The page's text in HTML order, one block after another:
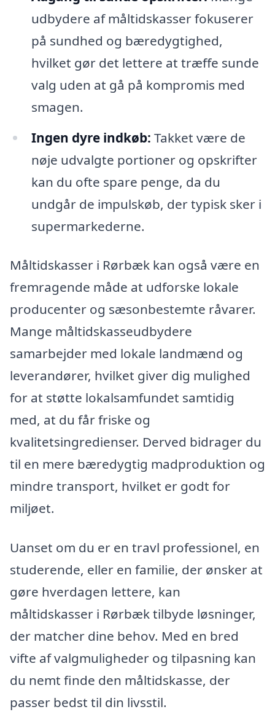
udbydere af måltidskasser fokuserer
på sundhed og bæredygtighed,
hvilket gør det lettere at træffe sunde
valg uden at gå på kompromis med
smagen.
Ingen dyre indkøb: Takket være de
nøje udvalgte portioner og opskrifter
kan du ofte spare penge, da du
undgår de impulskøb, der typisk sker i
supermarkederne.
Måltidskasser i Rørbæk kan også være en
fremragende måde at udforske lokale
producenter og sæsonbestemte råvarer.
Mange måltidskasseudbydere
samarbejder med lokale landmænd og
leverandører, hvilket giver dig mulighed
for at støtte lokalsamfundet samtidig
med, at du får friske og
kvalitetsingredienser. Derved bidrager du
til en mere bæredygtig madproduktion og
mindre transport, hvilket er godt for
miljøet.
Uanset om du er en travl professionel, en
studerende, eller en familie, der ønsker at
gøre hverdagen lettere, kan
måltidskasser i Rørbæk tilbyde løsninger,
der matcher dine behov. Med en bred
vifte af valgmuligheder og tilpasning kan
du nemt finde den måltidskasse, der
passer bedst til din livsstil.